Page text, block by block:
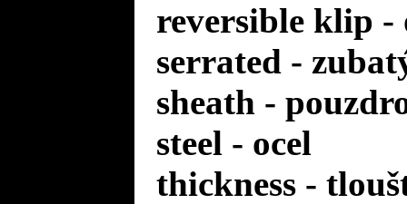
reversible klip
serrated -
sheath -
steel - ocel
thickness -